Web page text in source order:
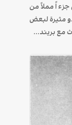
مملاً من
مثيرة لبعض
مع بريند...